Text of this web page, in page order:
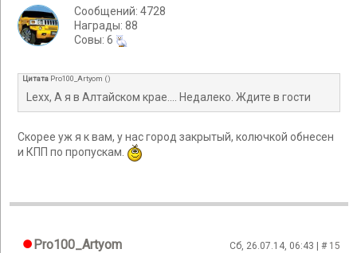
Сообщений: 4728
Награды: 88
Cовы: 6
Цитата Pro100_Artyom ()
Lexx, А я в Алтайском крае.... Недалеко. Ждите в гости
Скорее уж я к вам, у нас город закрытый, колючкой обнесен
и КПП по пропускам.
Pro100_Artyom Сб, 26.07.14, 06:43 | # 15